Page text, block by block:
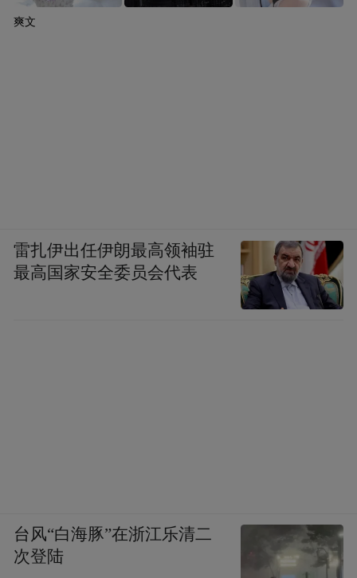
爽文
雷扎伊出任伊朗最高领袖驻
最高国家安全委员会代表
台风“白海豚”在浙江乐清二
次登陆